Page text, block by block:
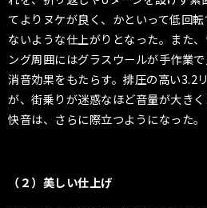
てよりヌケが良く、かといって低回
ないような仕上がりとなった。また
ング周囲にはグラスウールが手作業
消音効果をもたらす。排圧の高い3.2
が、街乗りが迷惑なほど音量が大き
快音は、さらに際立つようになった。
（２） 美しい仕上げ